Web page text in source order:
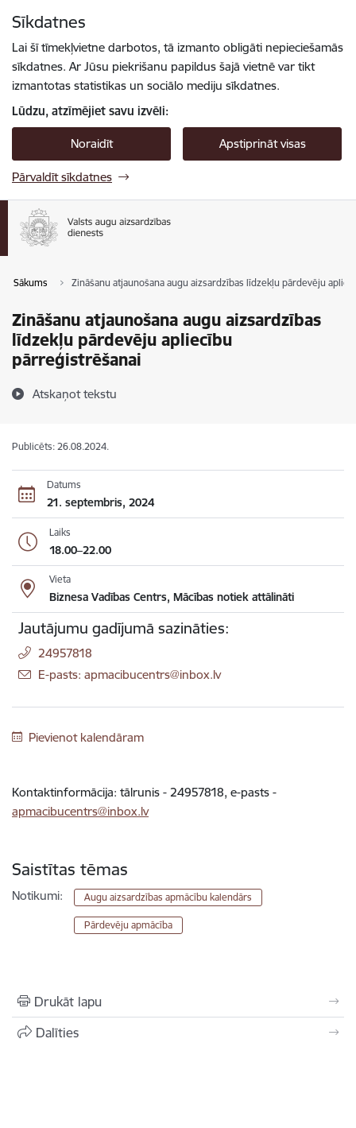
Sīkdatnes
Lai šī tīmekļvietne darbotos, tā izmanto obligāti nepieciešamās
sīkdatnes. Ar Jūsu piekrišanu papildus šajā vietnē var tikt
izmantotas statistikas un sociālo mediju sīkdatnes.
Lūdzu, atzīmējiet savu izvēli:
Noraidīt Apstiprināt visas
Pārvaldīt sīkdatnes
Sākums Zināšanu atjaunošana augu aizsardzības līdzekļu pārdevēju
Zināšanu atjaunošana augu aizsardzības
līdzekļu pārdevēju apliecību
pārreģistrēšanai
Atskaņot tekstu
Publicēts: 26.08.2024.
Datums
21. septembris, 2024
Laiks
18.00–22.00
Vieta
Biznesa Vadības Centrs, Mācības notiek attālināti
Jautājumu gadījumā sazināties:
24957818
E-pasts: apmacibucentrs@inbox.lv
Pievienot kalendāram
Kontaktinformācija: tālrunis - 24957818, e-pasts -
apmacibucentrs@inbox.lv
Saistītas tēmas
Notikumi: Augu aizsardzības apmācību kalendārs
Pārdevēju apmācība
Drukāt lapu
Dalīties